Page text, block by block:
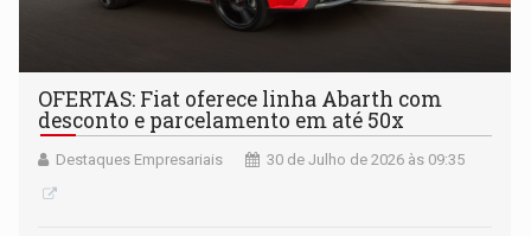
OFERTAS: Fiat oferece linha Abarth com
desconto e parcelamento em até 50x
Destaques Empresariais 30 de Julho de 2026 às 09:35